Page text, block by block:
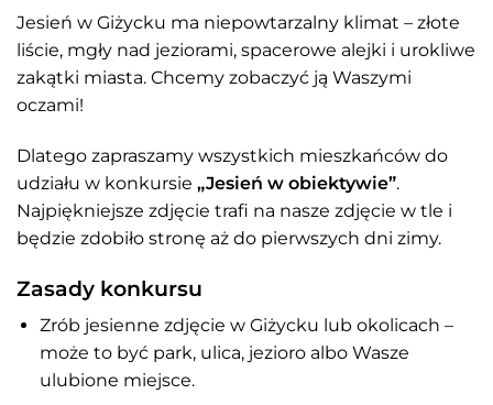
Jesień w Giżycku ma niepowtarzalny klimat – złote
liście, mgły nad jeziorami, spacerowe alejki i urokliwe
zakątki miasta. Chcemy zobaczyć ją Waszymi
oczami!
Dlatego zapraszamy wszystkich mieszkańców do
udziału w konkursie „Jesień w obiektywie”.
Najpiękniejsze zdjęcie trafi na nasze zdjęcie w tle i
będzie zdobiło stronę aż do pierwszych dni zimy.
Zasady konkursu
Zrób jesienne zdjęcie w Giżycku lub okolicach –
może to być park, ulica, jezioro albo Wasze
ulubione miejsce.